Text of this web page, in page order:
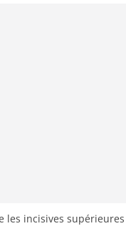
les incisives supérieures